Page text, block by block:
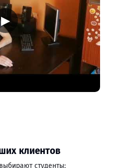
▶
клиентов
студенты: